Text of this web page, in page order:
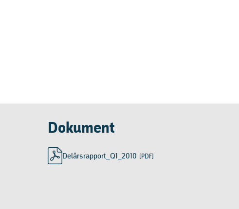
Dokument
Delårsrapport_Q1_2010 [PDF]